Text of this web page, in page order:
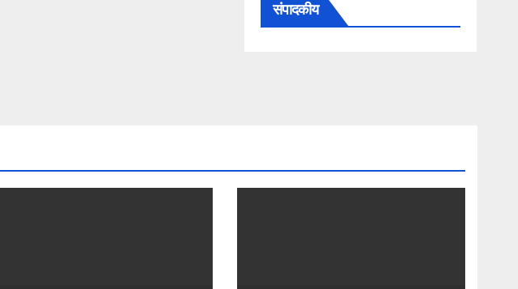
संपादकीय